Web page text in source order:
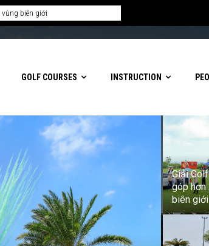
GOLF COURSES INSTRUCTION
Giải
góp hơn
biên giới